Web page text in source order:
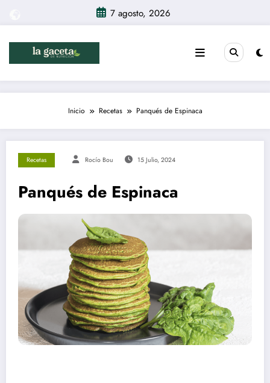
contenido
7 agosto, 2026
Inicio Recetas Panqués de Espinaca
Recetas Rocío Bou 15 Julio, 2024
Panqués de Espinaca